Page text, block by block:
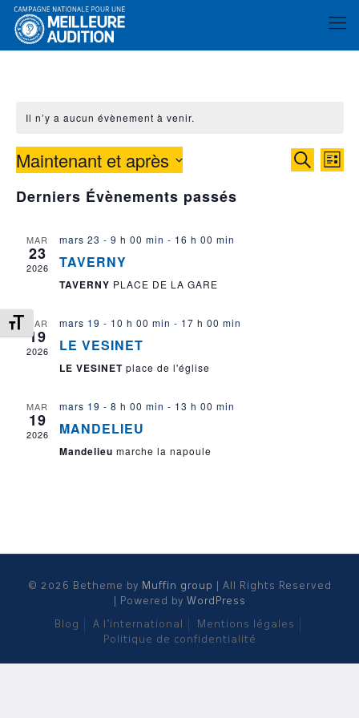
Changer la taille de la police
Il n’y a aucun évènement à venir.
Recherche
de
Liste
Maintenant et après
une
Derniers Évènements passés
MAR
23
2026
mars 23 - 9 h 00 min - 16 h 00 min
TAVERNY
TAVERNY PLACE DE LA GARE
MAR
19
2026
mars 19 - 10 h 00 min - 17 h 00 min
LE VESINET
LE VESINET place de l'église
MAR
19
2026
mars 19 - 8 h 00 min - 13 h 00 min
MANDELIEU
Mandelieu marche la napoule
© 2026 Betheme by Muffin group
| All Rights Reserved
| Powered by WordPress
Blog A l’international
Mentions légales
Politique de confidentialité